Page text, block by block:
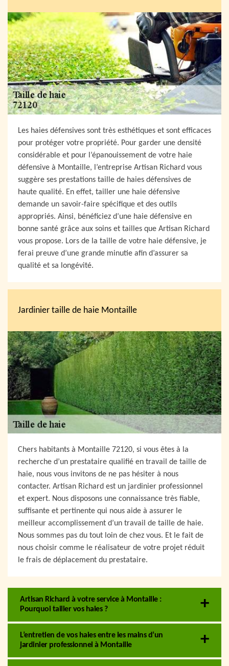
Les haies défensives sont très esthétiques et sont efficaces
pour protéger votre propriété. Pour garder une densité
considérable et pour l’épanouissement de votre haie
défensive à Montaille, l’entreprise Artisan Richard vous
suggère ses prestations taille de haies défensives de
haute qualité. En effet, tailler une haie défensive
demande un savoir-faire spécifique et des outils
appropriés. Ainsi, bénéficiez d’une haie défensive en
bonne santé grâce aux soins et tailles que Artisan Richard
vous propose. Lors de la taille de votre haie défensive, je
ferai preuve d’une grande minutie afin d’assurer sa
qualité et sa longévité.
Jardinier taille de haie Montaille
Chers habitants à Montaille 72120, si vous êtes à la
recherche d’un prestataire qualifié en travail de taille de
haie, nous vous invitons de ne pas hésiter à nous
contacter. Artisan Richard est un jardinier professionnel
et expert. Nous disposons une connaissance très fiable,
suffisante et pertinente qui nous aide à assurer le
meilleur accomplissement d’un travail de taille de haie.
Nous sommes pas du tout loin de chez vous. Et le fait de
nous choisir comme le réalisateur de votre projet réduit
le frais de déplacement du prestataire.
Artisan Richard à votre service à Montaille :
Pourquoi tailler vos haies ?
L’entretien de vos haies entre les mains d’un
jardinier professionnel à Montaille